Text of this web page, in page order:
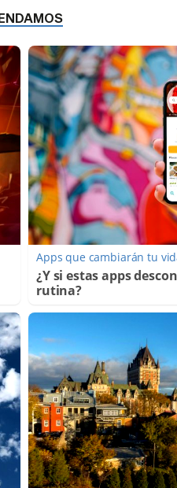
Apps que cambiarán tu
¿Y si estas apps
rutina?